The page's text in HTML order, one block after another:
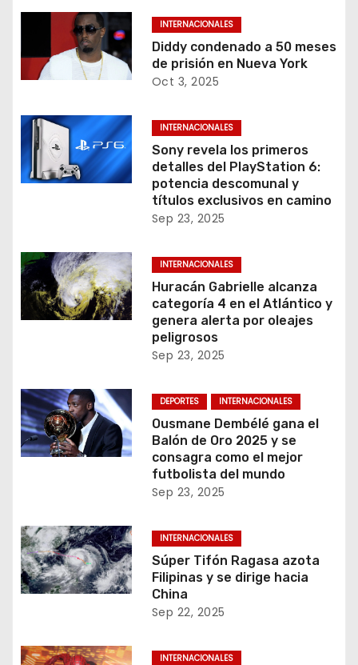
INTERNACIONALES
Diddy condenado a 50 meses
de prisión en Nueva York
Oct 3, 2025
INTERNACIONALES
Sony revela los primeros
detalles del PlayStation 6:
potencia descomunal y
títulos exclusivos en camino
Sep 23, 2025
INTERNACIONALES
Huracán Gabrielle alcanza
categoría 4 en el Atlántico y
genera alerta por oleajes
peligrosos
Sep 23, 2025
DEPORTES INTERNACIONALES
Ousmane Dembélé gana el
Balón de Oro 2025 y se
consagra como el mejor
futbolista del mundo
Sep 23, 2025
INTERNACIONALES
Súper Tifón Ragasa azota
Filipinas y se dirige hacia
China
Sep 22, 2025
INTERNACIONALES